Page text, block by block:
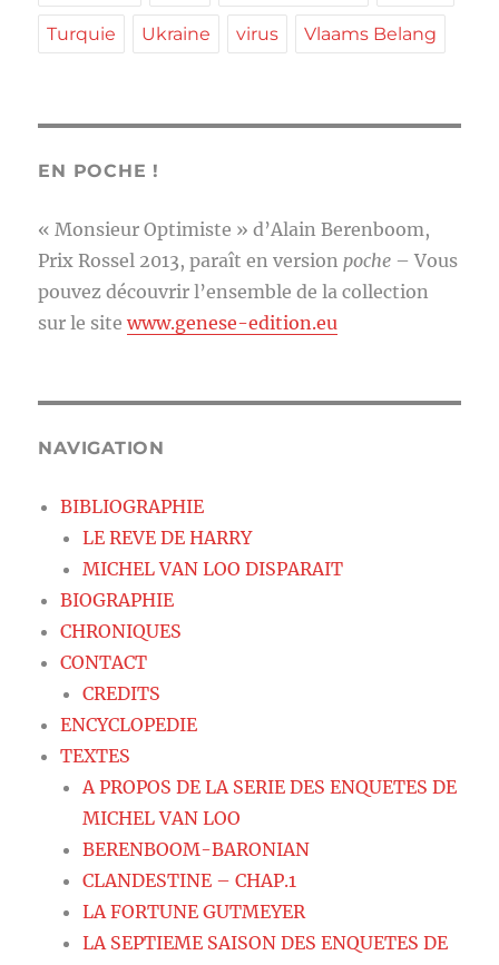
Turquie Ukraine virus Vlaams Belang
EN POCHE !
« Monsieur Optimiste » d’Alain Berenboom,
Prix Rossel 2013, paraît en version poche – Vous
pouvez découvrir l’ensemble de la collection
sur le sitewww.genese-edition.eu
NAVIGATION
BIBLIOGRAPHIE
LE REVE DE HARRY
MICHEL VAN LOO DISPARAIT
BIOGRAPHIE
CHRONIQUES
CONTACT
CREDITS
ENCYCLOPEDIE
TEXTES
A PROPOS DE LA SERIE DES ENQUETES DE
MICHEL VAN LOO
BERENBOOM-BARONIAN
CLANDESTINE – CHAP.1
LA FORTUNE GUTMEYER
LA SEPTIEME SAISON DES ENQUETES DE